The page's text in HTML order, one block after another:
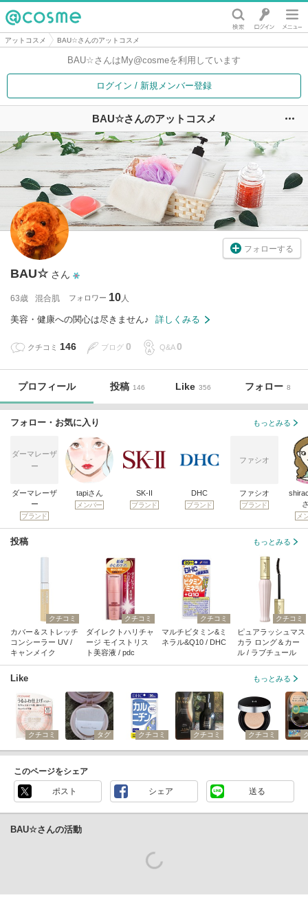
@cosme
アットコスメ BAU☆さんのアットコスメ
BAU☆さんは My@cosmeを利用しています
ログイン / 新規メンバー登録
BAU☆さんのアットコスメ
フォローする
BAU☆ さん
63歳 混合肌 フォロワー 10
美容・健康への関心は尽きません♪ 詳しくみる
クチコミ 146 ブログ 0 Q&A 0
プロフィール 投稿 146 Like 356 フォロー 8
フォロー・お気に入り もっとみる
ダーマレーザ
ー
ダーマレーザ
ー
ブランド
tapiさん
メンバー
SK-II
ブランド
DHC
ブランド
ファシオ
ファシオ
ブランド
メ
投稿 もっとみる
クチコミ
カバー＆ストレッチ
コンシーラー UV /
キャンメイク
クチコミ
ダイレクトハリチャ
ージ モイストリス
ト美容液 / pdc
クチコミ
マルチビタミン&ミ
ネラル&Q10 / DHC
クチコミ
ピュアラッシュマス
カラ ロング＆カー
ル / ラブチュール
Like もっとみる
クチコミ タグ クチコミ クチコミ クチコミ
このページをシェア
ポスト シェア 送る
BAU☆さんの活動